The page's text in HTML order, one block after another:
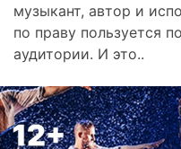
музыкант, автор и
по праву пользуется
аудитории. И это..